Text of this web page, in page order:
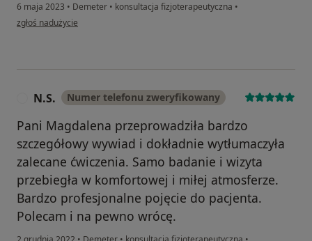
6 maja 2023 • Demeter • konsultacja fizjoterapeutyczna •
w opinii użytkownika Agnieszka Sm
zgłoś nadużycie
N.S. Numer telefonu zweryfikowany
Pani Magdalena przeprowadziła bardzo
szczegółowy wywiad i dokładnie wytłumaczyła
zalecane ćwiczenia. Samo badanie i wizyta
przebiegła w komfortowej i miłej atmosferze.
Bardzo profesjonalne pojęcie do pacjenta.
Polecam i na pewno wrócę.